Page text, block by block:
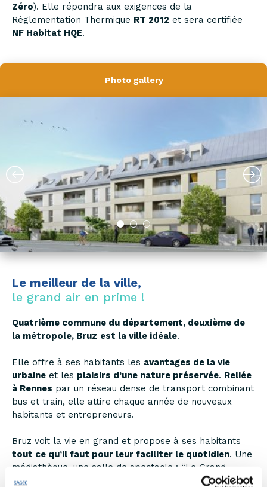
Zéro). Elle répondra aux exigences de la
Réglementation Thermique RT 2012 et sera certifiée
NF Habitat HQE.
Photo gallery
Le meilleur de la ville,
le grand air en prime !
Quatrième commune du département, deuxième de
la métropole, Bruz est la ville idéale.
Elle offre à ses habitants les avantages de la vie
urbaine et les plaisirs d’une nature préservée. Reliée
à Rennes par un réseau dense de transport combinant
bus et train, elle attire chaque année de nouveaux
habitants et entrepreneurs.
Bruz voit la vie en grand et propose à ses habitants
tout ce qu’il faut pour leur faciliter le quotidien. Une
médiathèque, une salle de spectacle : “Le Grand
Logis”, une école de musique, un cinéma multiplexe,